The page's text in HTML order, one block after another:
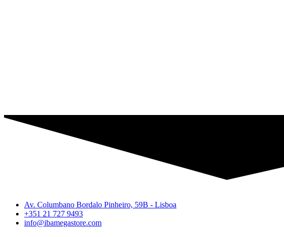
Av. Columbano Bordalo Pinheiro, 59B - Lisboa
+351 21 727 9493
info@ibamegastore.com